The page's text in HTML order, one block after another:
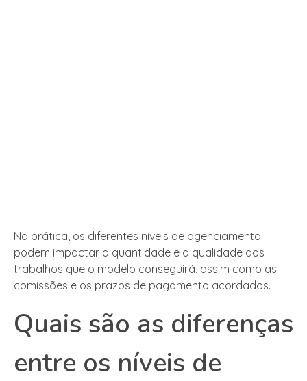
Na prática, os diferentes níveis de agenciamento
podem impactar a quantidade e a qualidade dos
trabalhos que o modelo conseguirá, assim como as
comissões e os prazos de pagamento acordados.
Quais são as diferenças
entre os níveis de